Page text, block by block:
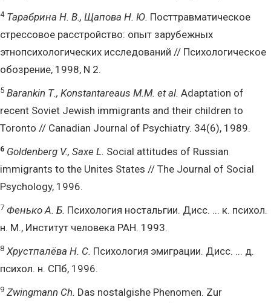
4 Тарабрина Н. В., Щапова Н. Ю. Посттравматическое
стрессовое расстройство: опыт зарубежных
этнопсихологических исследований // Психологическое
обозрение, 1998, N 2.
5 Barankin Т., Konstantareaus M.M. et al. Adaptation of
recent Soviet Jewish immigrants and their children to
Toronto // Canadian Journal of Psychiatry. 34(6), 1989.
6 Goldenberg V., Saxe L. Social attitudes of Russian
immigrants to the Unites States // The Journal of Social
Psychology, 1996.
7 Фенько А. Б. Психология ностальгии. Дисс. ... к. психол.
н. М., Институт человека РАН. 1993.
8 Хрустпалёва Н. С. Психология эмиграции. Дисс. ... д.
психол. н. СПб, 1996.
9 Zwingmann Ch. Das nostalgishe Phenomen. Zur